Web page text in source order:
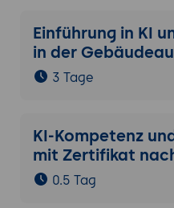
Einführung in KI
in der
3 Tage
KI-Kompetenz
mit Zertifikat
0.5 Tag